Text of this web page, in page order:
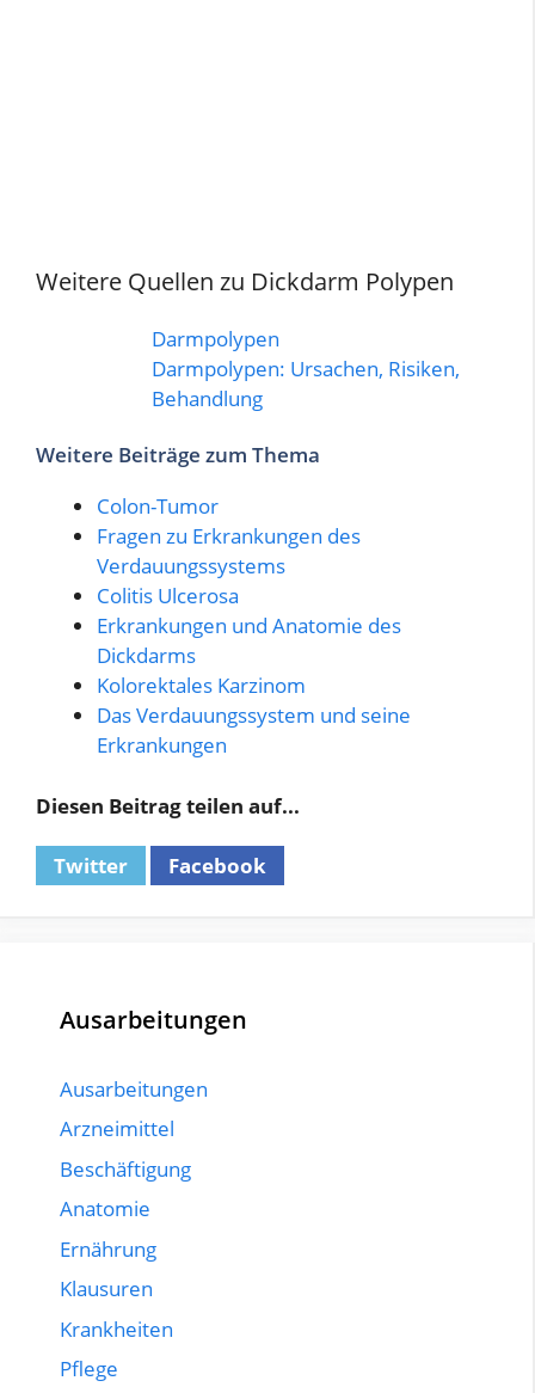
Weitere Quellen zu Dickdarm Polypen
Darmpolypen
Darmpolypen: Ursachen, Risiken,
Behandlung
Weitere Beiträge zum Thema
Colon-Tumor
Fragen zu Erkrankungen des
Verdauungssystems
Colitis Ulcerosa
Erkrankungen und Anatomie des
Dickdarms
Kolorektales Karzinom
Das Verdauungssystem und seine
Erkrankungen
Diesen Beitrag teilen auf...
Twitter Facebook
Ausarbeitungen
Ausarbeitungen
Arzneimittel
Beschäftigung
Anatomie
Ernährung
Klausuren
Krankheiten
Pflege